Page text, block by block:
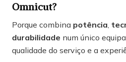
Omnicut?
Porque combina potência,
durabilidade num único
qualidade do serviço e a